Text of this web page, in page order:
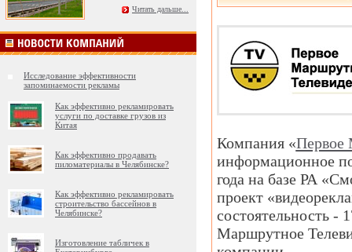
Читать дальше...
Исследование эффективности
запоминаемости рекламы
Как эффективно рекламировать
услуги по доставке грузов из
Китая
Как эффективно продавать
пиломатериалы в Челябинске?
Как эффективно рекламировать
строительство бассейнов в
Челябинске?
Изготовление табличек в
Компания «Первое
информационное
года на базе РА
проект
состоятельность -
Маршрутное